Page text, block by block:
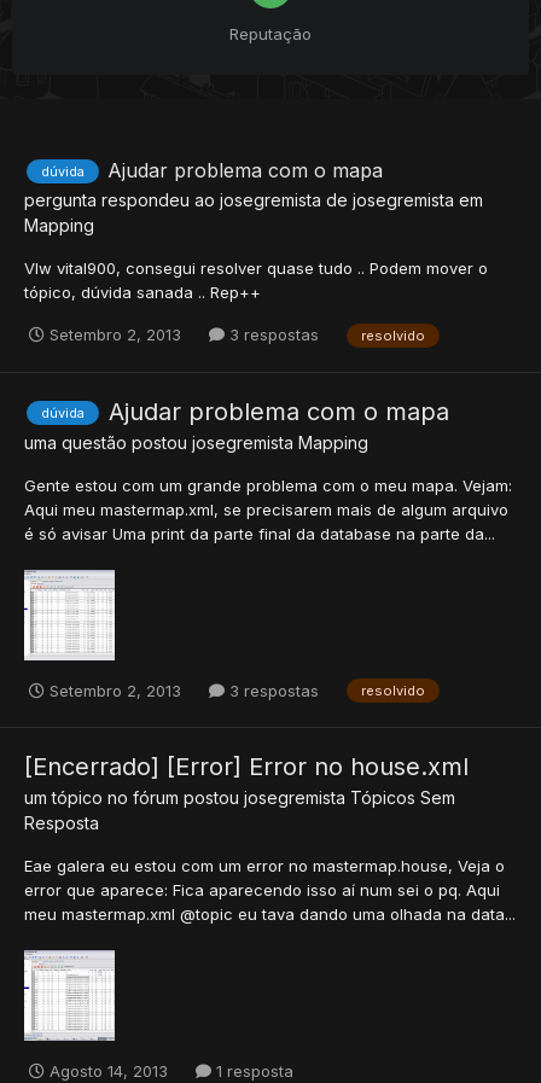
Reputação
dúvida Ajudar problema com o mapa
pergunta respondeu ao josegremista de josegremista em
Mapping
Vlw vital900, consegui resolver quase tudo .. Podem mover o
tópico, dúvida sanada .. Rep++
Setembro 2, 2013 3 respostas resolvido
dúvida Ajudar problema com o mapa
uma questão postou josegremista Mapping
Gente estou com um grande problema com o meu mapa. Vejam:
Aqui meu mastermap.xml, se precisarem mais de algum arquivo
é só avisar Uma print da parte final da database na parte da...
Setembro 2, 2013 3 respostas resolvido
[Encerrado] [Error] Error no house.xml
um tópico no fórum postou josegremista Tópicos Sem
Resposta
Eae galera eu estou com um error no mastermap.house, Veja o
error que aparece: Fica aparecendo isso aí num sei o pq. Aqui
meu mastermap.xml @topic eu tava dando uma olhada na data...
Agosto 14, 2013 1 resposta